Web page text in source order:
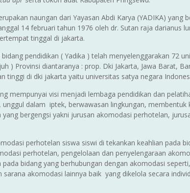
naungan dari Yayasan Abdi Karya (YADIKA) yang
14 februari tahun 1976 oleh dr. Sutan raja darianus
tinggal di jakarta.
pendidikan ( Yadika ) telah menyelenggarakan 72
) Provinsi diantaranya : prop. Dki Jakarta, Jawa Barat,
tinggi di dki jakarta yaitu universitas satya negara
mempunyai visi menjadi lembaga pendidikan dan
dalam iptek, berwawasan lingkungan,
bergengsi yakni jurusan akomodasi perhotelan,
perhotelan siswa siswi di tekankan keahlian pada
perhotelan, pengelolaan dan penyelengaraan
bidang yang berhubungan dengan akomodasi
akomodasi lainnya baik yang dikelola secara